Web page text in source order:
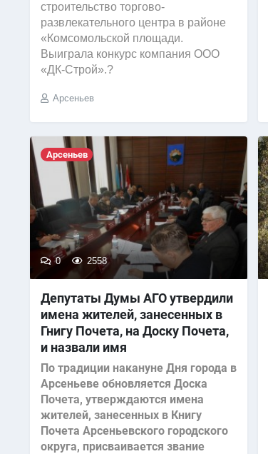
строительство торгово-
развлекательного центра в районе
«Комсомольской площади.
Выиграла конкурс компания ООО
«ДК-Строй».?
Арсеньев
Арсеньев
0 2558
Депутаты Думы АГО утвердили
имена жителей, занесенных в
Гнигу Почета, на Доску Почета,
и назвали имя
По традиции накануне Дня города в
Арсеньеве обновляется Доска
Почета, утверждаются имена
жителей, занесенных в Книгу
Почета Арсеньевского городского
округа, присваивается звание